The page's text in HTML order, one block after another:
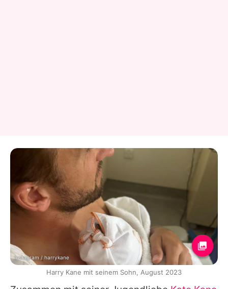
Instagram / harrykane
Harry Kane mit seinem Sohn, August 2023